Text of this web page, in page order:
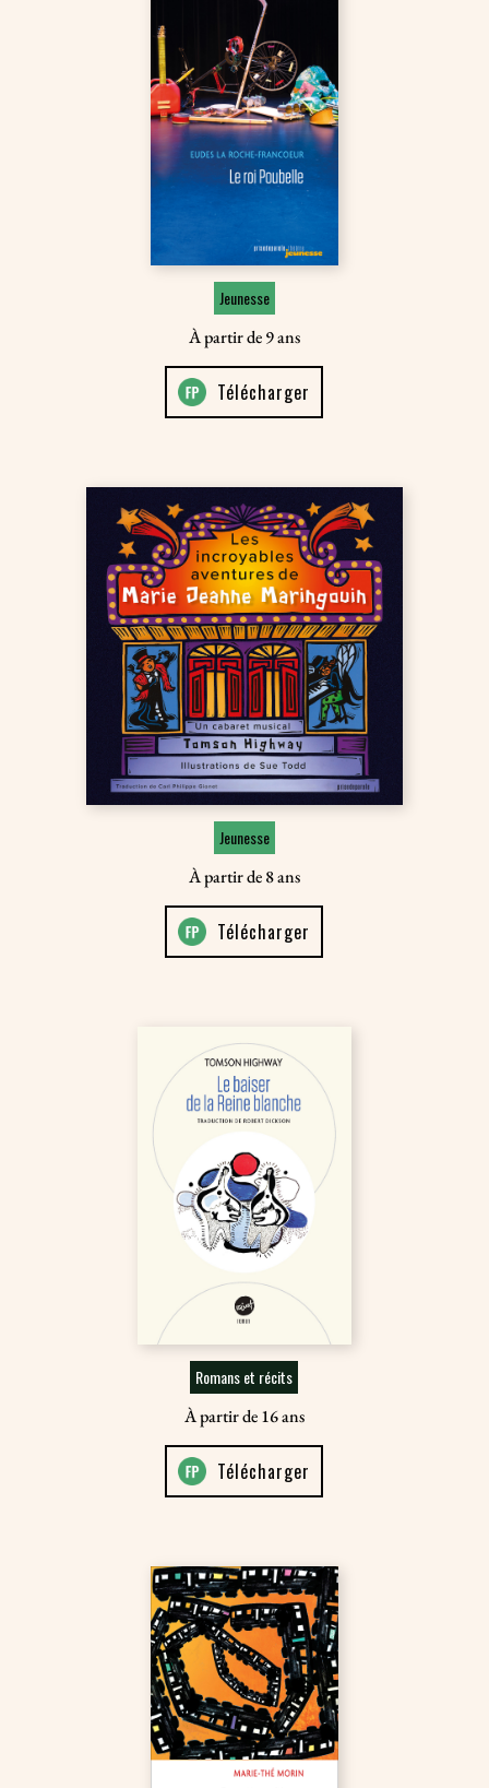
Jeunesse
À partir de 9 ans
Télécharger
Jeunesse
À partir de 8 ans
Télécharger
Romans et récits
À partir de 16 ans
Télécharger